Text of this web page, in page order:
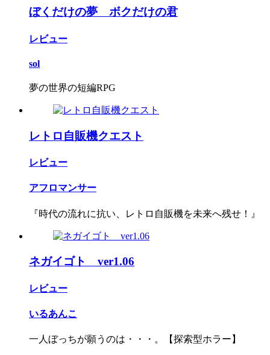
ぼくだけの夢 ボクだけの君
レビュー
sol
夢の世界の短編RPG
レトロ自販機クエスト
レビュー
アフロマンサー
『時代の流れに抗い、レトロ自販機を未来へ残せ！』
ネガイゴト ver1.06
レビュー
いるあんこ
一人ぼっちが願うのは・・・。【探索型ホラー】